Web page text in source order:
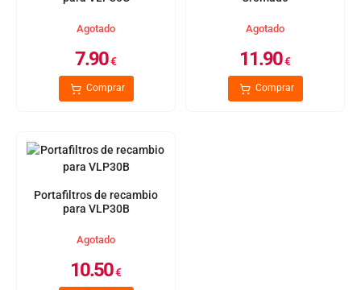
Agotado
7.90€
Comprar
Agotado
11.90€
Comprar
Portafiltros de recambio
para VLP30B
Agotado
10.50€